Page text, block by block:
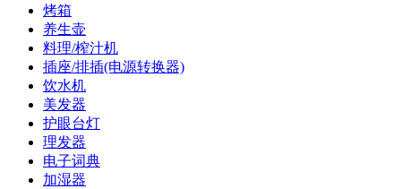
烤箱
养生壶
料理/榨汁机
插座/排插(电源转换器)
饮水机
美发器
护眼台灯
理发器
电子词典
加湿器